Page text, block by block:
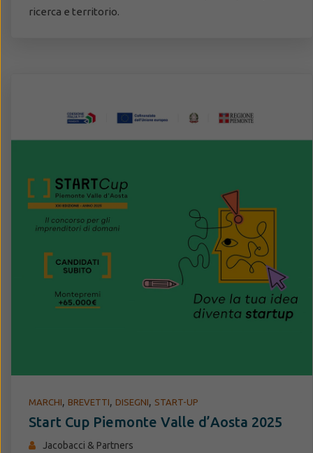
ricerca e territorio.
MARCHI, BREVETTI, DISEGNI, START-UP
Start Cup Piemonte Valle d’Aosta 2025
Jacobacci & Partners